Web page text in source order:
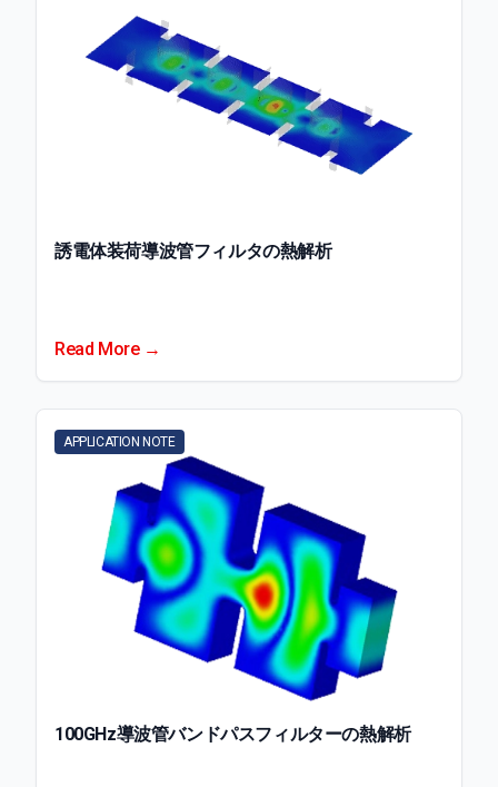
誘電体装荷導波管フィルタの熱解析
Read More →
APPLICATION NOTE
100GHz導波管バンドパスフィルターの熱解析